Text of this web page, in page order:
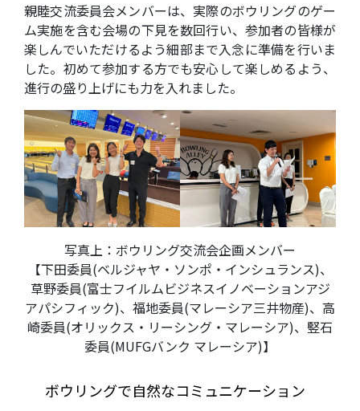
親睦交流委員会メンバーは、実際のボウリングのゲー
ム実施を含む会場の下見を数回行い、参加者の皆様が
楽しんでいただけるよう細部まで入念に準備を行いま
した。初めて参加する方でも安心して楽しめるよう、
進行の盛り上げにも力を入れました。
写真上：ボウリング交流会企画メンバー
【下田委員(ベルジャヤ・ソンポ・インシュランス)、
草野委員(富士フイルムビジネスイノベーションアジ
アパシフィック)、福地委員(マレーシア三井物産)、高
崎委員(オリックス・リーシング・マレーシア)、竪石
委員(MUFGバンク マレーシア)】
ボウリングで自然なコミュニケーション